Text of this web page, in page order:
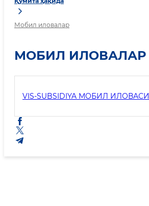
Мобил иловалар
МОБИЛ ИЛОВАЛАР
VIS-SUBSIDIYA МОБИЛ ИЛОВАСИ